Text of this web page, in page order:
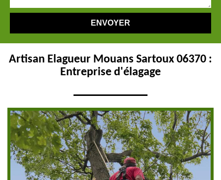
Artisan Elagueur Mouans Sartoux 06370 :
Entreprise d'élagage